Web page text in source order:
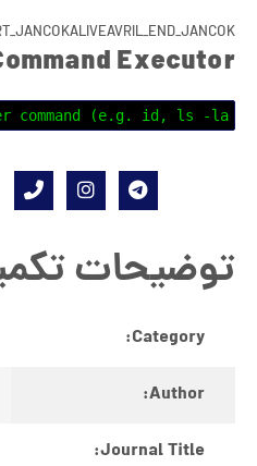
Executor
توضیحات
Category:
Author:
Journal Title: